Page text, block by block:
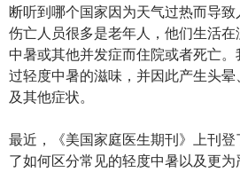
断听到哪个国家因为天气过热而导
伤亡人员很多是老年人，他们生活
中暑或其他并发症而住院或者死亡
过轻度中暑的滋味，并因此产生头
及其他症状。
最近，《美国家庭医生期刊》上刊
了如何区分常见的轻度中暑以及更为